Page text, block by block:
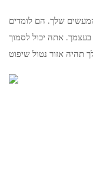
שלך. הם לומדים
בעצמך. אתה יכול לסמוך